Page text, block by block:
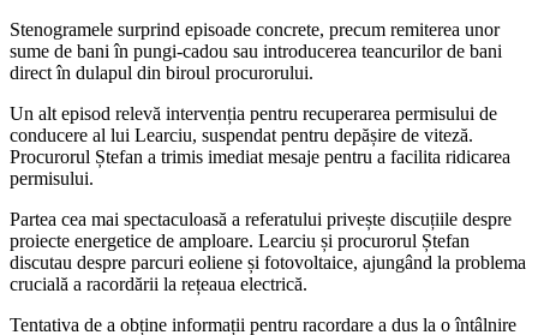
Stenogramele surprind episoade concrete, precum remiterea unor
sume de bani în pungi-cadou sau introducerea teancurilor de bani
direct în dulapul din biroul procurorului.
Un alt episod relevă intervenția pentru recuperarea permisului de
conducere al lui Learciu, suspendat pentru depășire de viteză.
Procurorul Ștefan a trimis imediat mesaje pentru a facilita ridicarea
permisului.
Partea cea mai spectaculoasă a referatului privește discuțiile despre
proiecte energetice de amploare. Learciu și procurorul Ștefan
discutau despre parcuri eoliene și fotovoltaice, ajungând la problema
crucială a racordării la rețeaua electrică.
Tentativa de a obține informații pentru racordare a dus la o întâlnire